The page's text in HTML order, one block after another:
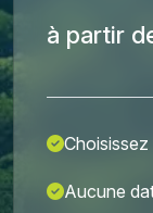
à partir
Choisissez
Aucune